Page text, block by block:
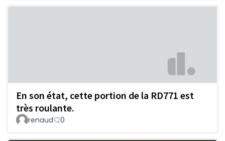
En son état, cette portion de la RD771 est
très roulante.
renaud 0